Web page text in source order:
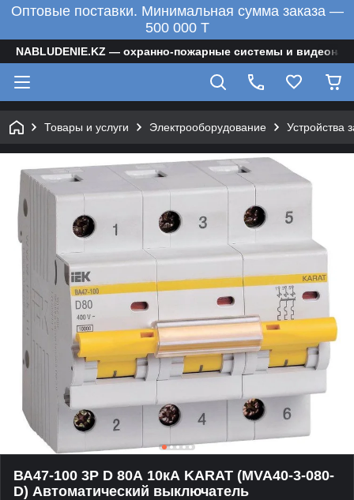
Оптовые поставки. Минимальная сумма заказа —
500 000 T
NABLUDENIE.KZ — охранно-пожарные системы и
Товары и услуги Электрооборудование Устройства
ВА47-100 3P D 80А 10кА KARAT (MVA40-3-080-
D) Автоматический выключатель